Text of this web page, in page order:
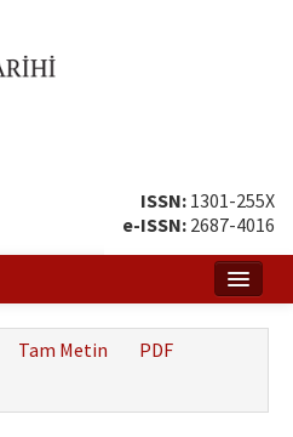
ISSN: 1301-255X
e-ISSN: 2687-4016
Tam Metin
PDF